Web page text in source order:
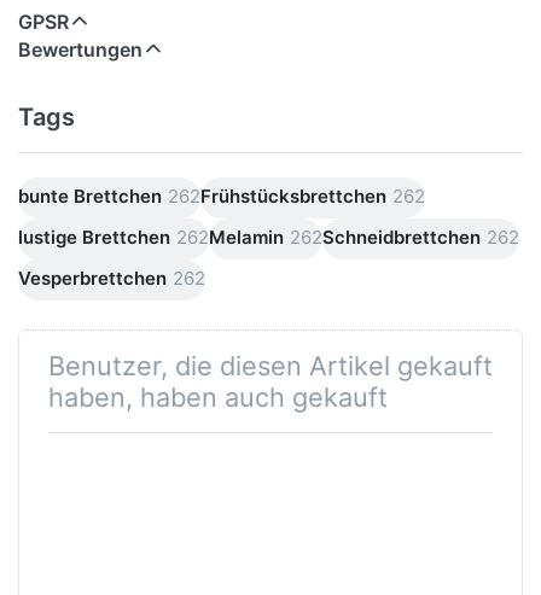
GPSR
Bewertungen
Tags
bunte Brettchen 262Frühstücksbrettchen 262
lustige Brettchen 262Melamin 262Schneidbrettchen 262
Vesperbrettchen 262
Benutzer, die diesen Artikel gekauft
haben, haben auch gekauft